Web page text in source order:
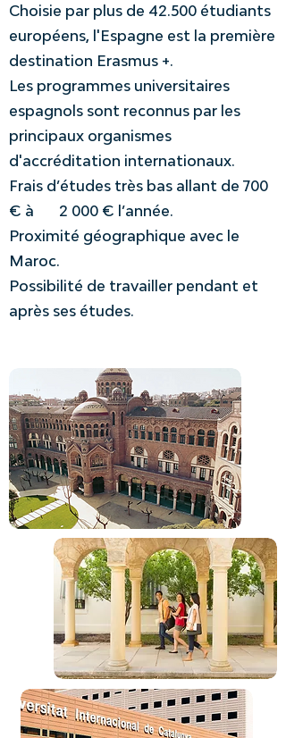
Choisie par plus de 42.500 étudiants
européens, l'Espagne est la première
destination Erasmus +.
Les programmes universitaires
espagnols sont reconnus par les
principaux organismes
d'accréditation internationaux.
Frais d’études très bas allant de 700
€ à
2 000 € l’année.
Proximité géographique avec le
Maroc.
Possibilité de travailler pendant et
après ses études.